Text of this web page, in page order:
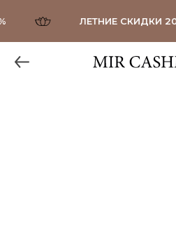
ЛЕТНИЕ СКИДКИ 20%